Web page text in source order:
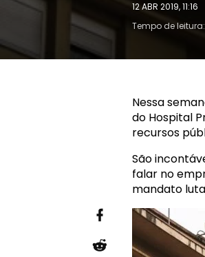
12 ABR 2019, 11:16
Tempo de
Nessa
do Hospital
recursos
São
falar no
mandato